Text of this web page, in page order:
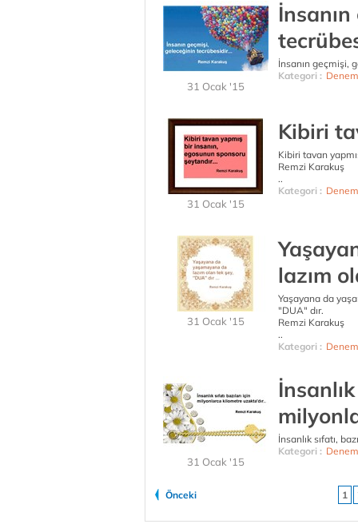
31 Ocak '15
İnsanın geçmişi,
Kategori :
31 Ocak '15
Kibiri
Kibiri tavan
Remzi Karakuş
..
Kategori :
31 Ocak '15
lazım
Yaşayana da
"DUA" dır.
Remzi Karakuş
..
Kategori :
31 Ocak '15
İnsanlık sıfatı,
Kategori :
Önceki 1